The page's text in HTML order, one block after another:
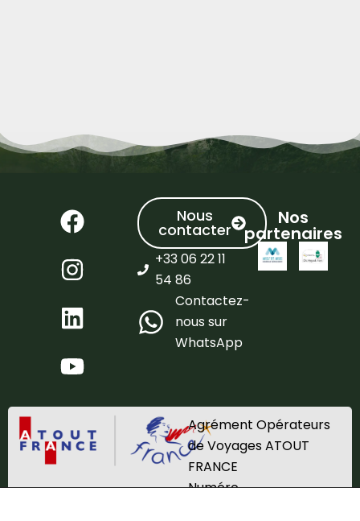
Nous
contacter
+33 06 22 11
54 86
Contactez-
nous sur
WhatsApp
Nos
partenaires
Agrément Opérateurs
de Voyages ATOUT
FRANCE
Numéro